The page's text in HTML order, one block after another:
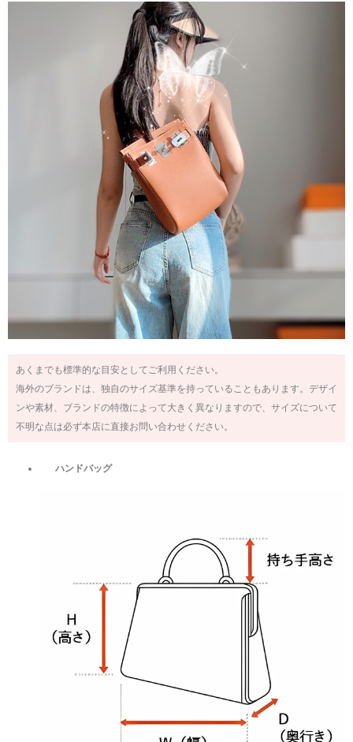
あくまでも標準的な目安としてご利用ください。
海外のブランドは、独自のサイズ基準を持っていることもあります。デザイ
ンや素材、ブランドの特徴によって大きく異なりますので、サイズについて
不明な点は必ず本店に直接お問い合わせください。
ハンドバッグ